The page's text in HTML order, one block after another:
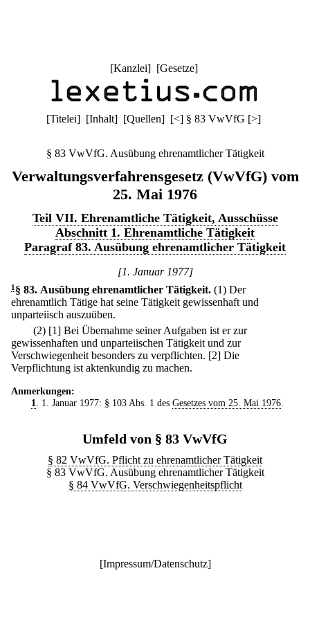
[Kanzlei] [Gesetze]
[Titelei] [Inhalt] [Quellen] [<] § 83 VwVfG [>]
§ 83 VwVfG. Ausübung ehrenamtlicher Tätigkeit
Verwaltungsverfahrensgesetz (VwVfG) vom
25. Mai 1976
Teil VII. Ehrenamtliche Tätigkeit, Ausschüsse
Abschnitt 1. Ehrenamtliche Tätigkeit
Paragraf 83. Ausübung ehrenamtlicher Tätigkeit
[1. Januar 1977]
1 § 83. Ausübung ehrenamtlicher Tätigkeit. (1) Der
ehrenamtlich Tätige hat seine Tätigkeit gewissenhaft und
unparteiisch auszuüben.
(2) [1] Bei Übernahme seiner Aufgaben ist er zur
gewissenhaften und unparteiischen Tätigkeit und zur
Verschwiegenheit besonders zu verpflichten. [2] Die
Verpflichtung ist aktenkundig zu machen.
Anmerkungen:
1. 1. Januar 1977: § 103 Abs. 1 des Gesetzes vom 25. Mai 1976.
Umfeld von § 83 VwVfG
§ 82 VwVfG. Pflicht zu ehrenamtlicher Tätigkeit
§ 83 VwVfG. Ausübung ehrenamtlicher Tätigkeit
§ 84 VwVfG. Verschwiegenheitspflicht
[Impressum/Datenschutz]